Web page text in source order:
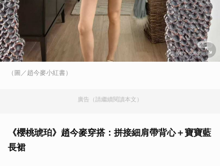
（圖／趙今麥小紅書）
廣告（請繼續閱讀本文）
《櫻桃琥珀》趙今麥穿搭：拼接細肩帶背心＋寶寶藍
長裙